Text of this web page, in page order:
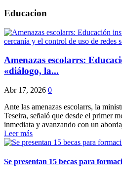
Educacion
Amenazas escolarrs:
«diálogo, la...
Abr 17, 2026 0
Ante las amenazas escolarrs, la
Teseira, señaló que desde el primer
inmediata y avanzando con un
Leer más
Se presentan 15 becas para